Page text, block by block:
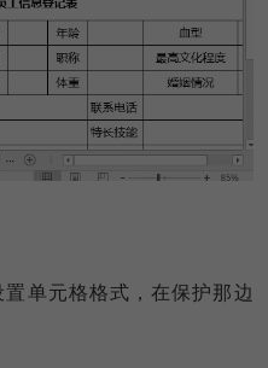
单元格格式，在保护那边